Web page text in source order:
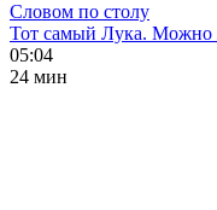
Словом по столу
Тот самый Лука. Можно
05:04
24 мин